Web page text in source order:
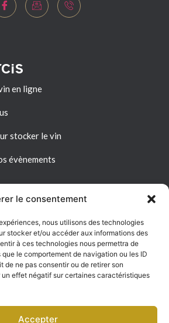
le consentement
nous utilisons des technologies
stocker et/ou accéder aux informations des
à ces technologies nous permettra de
le comportement de navigation ou les ID
de ne pas consentir ou de retirer son
effet négatif sur certaines caractéristiques
Accepter
en ligne
stocker le vin
évènements
de vente